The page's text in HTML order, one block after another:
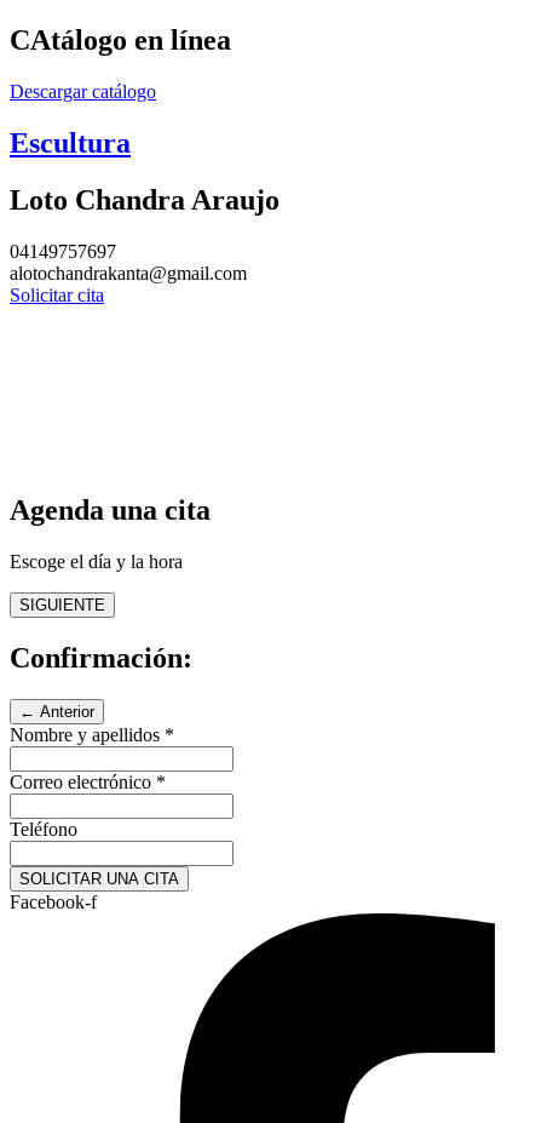
CAtálogo en línea
Descargar catálogo
Escultura
Loto Chandra Araujo
04149757697
alotochandrakanta@gmail.com
Solicitar cita
Agenda una cita
Escoge el día y la hora
SIGUIENTE
Confirmación:
← Anterior
Nombre y apellidos *
Correo electrónico *
Teléfono
SOLICITAR UNA CITA
Facebook-f